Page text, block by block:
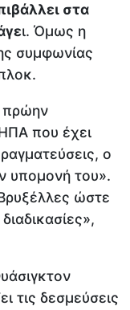
στα
ι. Όμως η
συμφωνίας
πρώην
που έχει
ο
υπομονή του».
ώστε
τις δεσμεύσεις